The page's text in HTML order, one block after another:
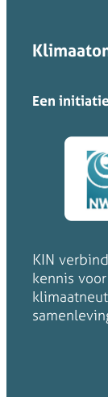
Een
KIN
kennis